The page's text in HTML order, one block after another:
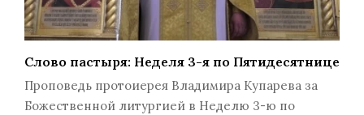
Слово пастыря: Неделя 3-я по Пятидесятнице
Проповедь протоиерея Владимира Купарева за
Божественной литургией в Неделю 3-ю по